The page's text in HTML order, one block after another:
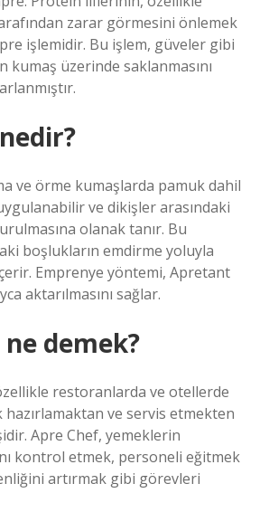
zarar görmesini önlemek
işlemidir. Bu işlem, güveler gibi
kumaş üzerinde saklanmasını
ve örme kumaşlarda pamuk dahil
ve dikişler arasındaki
olanak tanır. Bu
boşlukların emdirme yoluyla
Emprenye yöntemi, Apretant
aktarılmasını sağlar.
demek?
restoranlarda ve otellerde
hazırlamaktan ve servis etmekten
Apre Chef, yemeklerin
kontrol etmek, personeli eğitmek
artırmak gibi görevleri